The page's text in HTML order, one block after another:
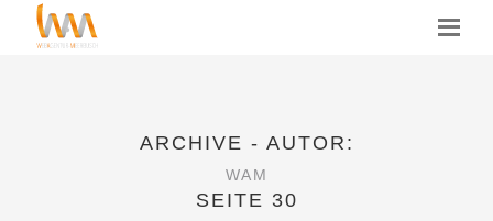
MENU
ARCHIVE - AUTOR:
WAM
SEITE 30